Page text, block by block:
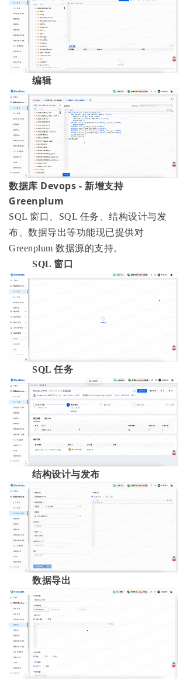
编辑
数据库 Devops - 新增支持
Greenplum
SQL 窗口、SQL 任务、结构设计与发
布、数据导出等功能现已提供对
Greenplum 数据源的支持。
SQL 窗口
SQL 任务
结构设计与发布
数据导出